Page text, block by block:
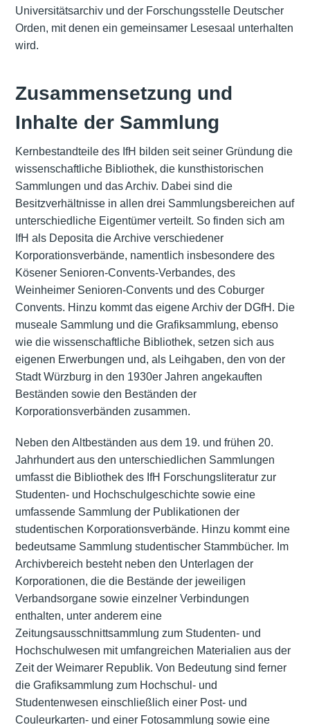
Universitätsarchiv und der Forschungsstelle Deutscher
Orden, mit denen ein gemeinsamer Lesesaal unterhalten
wird.
Zusammensetzung und
Inhalte der Sammlung
Kernbestandteile des IfH bilden seit seiner Gründung die
wissenschaftliche Bibliothek, die kunsthistorischen
Sammlungen und das Archiv. Dabei sind die
Besitzverhältnisse in allen drei Sammlungsbereichen auf
unterschiedliche Eigentümer verteilt. So finden sich am
IfH als Deposita die Archive verschiedener
Korporationsverbände, namentlich insbesondere des
Kösener Senioren-Convents-Verbandes, des
Weinheimer Senioren-Convents und des Coburger
Convents. Hinzu kommt das eigene Archiv der DGfH. Die
museale Sammlung und die Grafiksammlung, ebenso
wie die wissenschaftliche Bibliothek, setzen sich aus
eigenen Erwerbungen und, als Leihgaben, den von der
Stadt Würzburg in den 1930er Jahren angekauften
Beständen sowie den Beständen der
Korporationsverbänden zusammen.
Neben den Altbeständen aus dem 19. und frühen 20.
Jahrhundert aus den unterschiedlichen Sammlungen
umfasst die Bibliothek des IfH Forschungsliteratur zur
Studenten- und Hochschulgeschichte sowie eine
umfassende Sammlung der Publikationen der
studentischen Korporationsverbände. Hinzu kommt eine
bedeutsame Sammlung studentischer Stammbücher. Im
Archivbereich besteht neben den Unterlagen der
Korporationen, die die Bestände der jeweiligen
Verbandsorgane sowie einzelner Verbindungen
enthalten, unter anderem eine
Zeitungsausschnittsammlung zum Studenten- und
Hochschulwesen mit umfangreichen Materialien aus der
Zeit der Weimarer Republik. Von Bedeutung sind ferner
die Grafiksammlung zum Hochschul- und
Studentenwesen einschließlich einer Post- und
Couleurkarten- und einer Fotosammlung sowie eine